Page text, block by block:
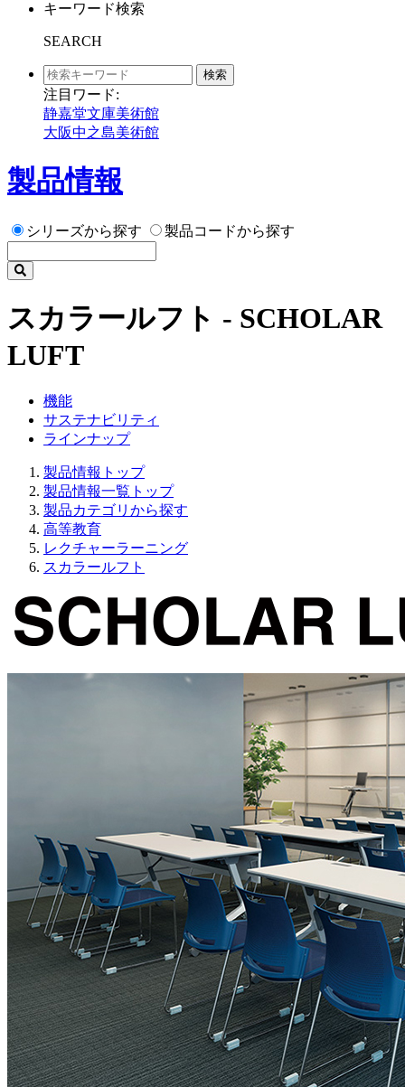
キーワード検索
SEARCH
検索
注目ワード:
静嘉堂文庫美術館
大阪中之島美術館
製品情報
シリーズから探す 製品コードから探す
スカラールフト - SCHOLAR
LUFT
機能
サステナビリティ
ラインナップ
製品情報トップ
製品情報一覧トップ
製品カテゴリから探す
高等教育
レクチャーラーニング
スカラールフト